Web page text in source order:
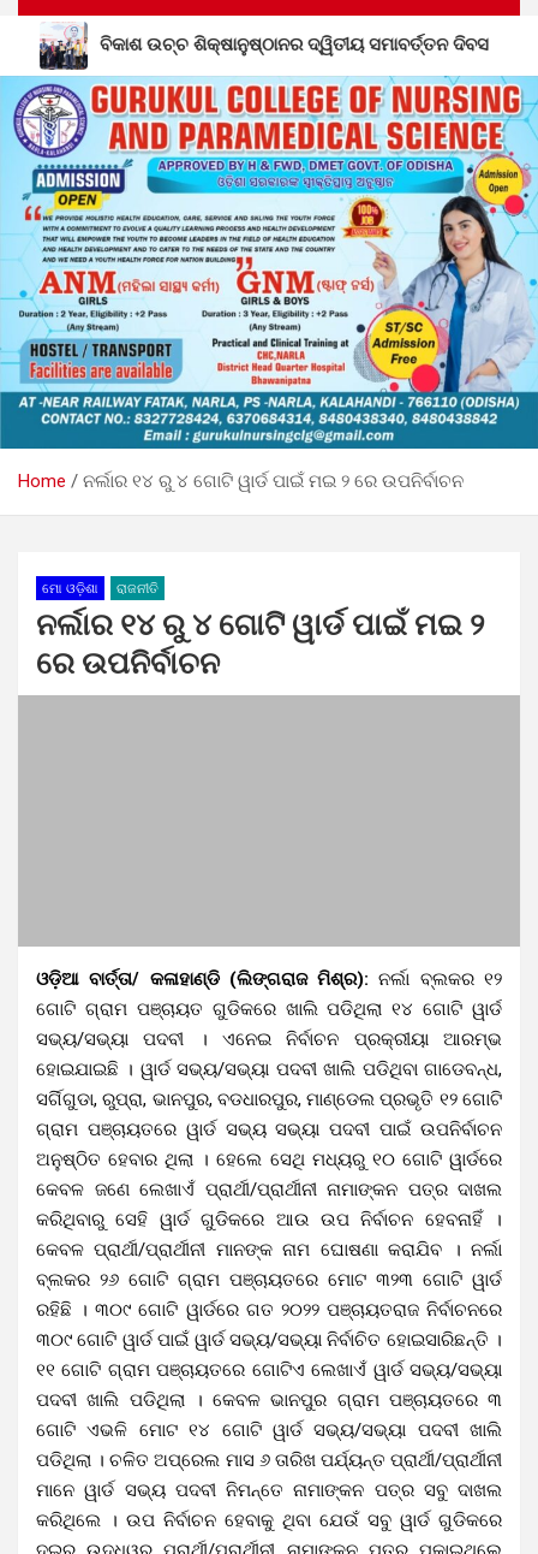
ଦ୍ୱିତୀୟ ସମାବର୍ତ୍ତନ ଦିବସ ଶିକ୍ଷକ ପ୍ରେମଲାଲ
Home ନର୍ଲାର ୧୪ ରୁ ୪ ଗୋଟି ୱାର୍ଡ ପାଇଁ ମଇ ୨ ରେ ଉପନିର୍ବାଚନ
ମୋ ଓଡ଼ିଶା ରାଜନୀତି
ନର୍ଲାର ୧୪ ରୁ ୪ ଗୋଟି ୱାର୍ଡ ପାଇଁ ମଇ ୨
ରେ ଉପନିର୍ବାଚନ
ଓଡ଼ିଆ ବାର୍ତ୍ତା/ କଳାହାଣ୍ଡି (ଲିଙ୍ଗରାଜ ମିଶ୍ର): ନର୍ଲା ବ୍ଲକର ୧୨
ଗୋଟି ଗ୍ରାମ ପଞ୍ଚାୟତ ଗୁଡିକରେ ଖାଲି ପଡିଥିଲା ୧୪ ଗୋଟି ୱାର୍ଡ
ସଭ୍ୟ/ସଭ୍ୟା ପଦବୀ । ଏନେଇ ନିର୍ବାଚନ ପ୍ରକ୍ରୀୟା ଆରମ୍ଭ
ହୋଇଯାଇଛି । ୱାର୍ଡ ସଭ୍ୟ/ସଭ୍ୟା ପଦବୀ ଖାଲି ପଡିଥିବା ଗାଡେବନ୍ଧ,
ସର୍ଗିଗୁଡା, ରୁପ୍ରା, ଭାନପୁର, ବଡଧାରପୁର, ମାଣ୍ଡେଲ ପ୍ରଭୃତି ୧୨ ଗୋଟି
ଗ୍ରାମ ପଞ୍ଚାୟତରେ ୱାର୍ଡ ସଭ୍ୟ ସଭ୍ୟା ପଦବୀ ପାଇଁ ଉପନିର୍ବାଚନ
ଅନୁଷ୍ଠିତ ହେବାର ଥିଲା । ହେଲେ ସେଥି ମଧ୍ୟରୁ ୧୦ ଗୋଟି ୱାର୍ଡରେ
କେବଳ ଜଣେ ଲେଖାଏଁ ପ୍ରାର୍ଥୀ/ପ୍ରାର୍ଥୀନୀ ନାମାଙ୍କନ ପତ୍ର ଦାଖଲ
କରିଥିବାରୁ ସେହି ୱାର୍ଡ ଗୁଡିକରେ ଆଉ ଉପ ନିର୍ବାଚନ ହେବନାହିଁ ।
କେବଳ ପ୍ରାର୍ଥୀ/ପ୍ରାର୍ଥୀନୀ ମାନଙ୍କ ନାମ ଘୋଷଣା କରାଯିବ । ନର୍ଲା
ବ୍ଲକର ୨୬ ଗୋଟି ଗ୍ରାମ ପଞ୍ଚାୟତରେ ମୋଟ ୩୨୩ ଗୋଟି ୱାର୍ଡ
ରହିଛି । ୩୦୯ ଗୋଟି ୱାର୍ଡରେ ଗତ ୨୦୨୨ ପଞ୍ଚାୟତରାଜ ନିର୍ବାଚନରେ
୩୦୯ ଗୋଟି ୱାର୍ଡ ପାଇଁ ୱାର୍ଡ ସଭ୍ୟ/ସଭ୍ୟା ନିର୍ବାଚିତ ହୋଇସାରିଛନ୍ତି ।
୧୧ ଗୋଟି ଗ୍ରାମ ପଞ୍ଚାୟତରେ ଗୋଟିଏ ଲେଖାଏଁ ୱାର୍ଡ ସଭ୍ୟ/ସଭ୍ୟା
ପଦବୀ ଖାଲି ପଡିଥିଲା । କେବଳ ଭାନପୁର ଗ୍ରାମ ପଞ୍ଚାୟତରେ ୩
ଗୋଟି ଏଭଳି ମୋଟ ୧୪ ଗୋଟି ୱାର୍ଡ ସଭ୍ୟ/ସଭ୍ୟା ପଦବୀ ଖାଲି
ପଡିଥିଲା । ଚଳିତ ଅପ୍ରେଲ ମାସ ୬ ତାରିଖ ପର୍ଯ୍ୟନ୍ତ ପ୍ରାର୍ଥୀ/ପ୍ରାର୍ଥୀନୀ
ମାନେ ୱାର୍ଡ ସଭ୍ୟ ପଦବୀ ନିମନ୍ତେ ନାମାଙ୍କନ ପତ୍ର ସବୁ ଦାଖଲ
କରିଥିଲେ । ଉପ ନିର୍ବାଚନ ହେବାକୁ ଥିବା ଯେଉଁ ସବୁ ୱାର୍ଡ ଗୁଡିକରେ